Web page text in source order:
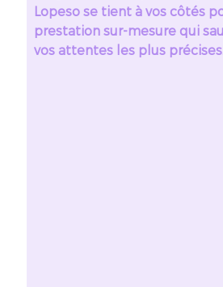
Lopeso se tient à vos côtés
prestation sur-mesure qui
vos attentes les plus précises.